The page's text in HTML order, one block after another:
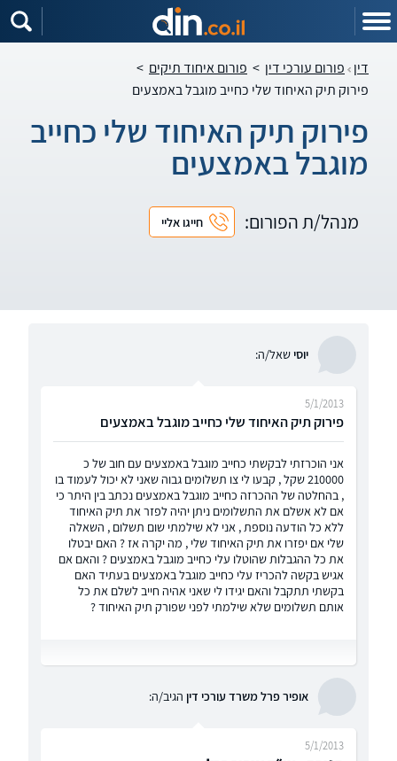
דין פורום עורכי דין > פורום איחוד תיקים >
פירוק תיק האיחוד שלי כחייב מוגבל באמצעים
פירוק תיק האיחוד שלי כחייב
מוגבל באמצעים
מנהל/ת הפורום: חייגו אליי
יוסישאל/ה:
פירוק תיק האיחוד שלי כחייב מוגבל באמצעים
5/1/2013
אני הוכרזתי לבקשתי כחייב מוגבל באמצעים עם חוב של כ
210000 שקל , קבעו לי צו תשלומים גבוה שאני לא יכול לעמוד בו
, בהחלטה של ההכרזה כחייב מוגבל באמצעים נכתב בין היתר כי
אם לא אשלם את התשלומים ניתן יהיה לפזר את תיק האיחוד
ללא כל הודעה נוספת , אני לא שילמתי שום תשלום , השאלה
שלי אם יפזרו את תיק האיחוד שלי , מה יקרה אז ? האם יבטלו
את כל ההגבלות שהוטלו עלי כחייב מוגבל באמצעים ? והאם אם
אגיש בקשה להכריז עלי כחייב מוגבל באמצעים בעתיד האם
בקשתי תתקבל והאם יגידו לי שאני אהיה חייב לשלם את כל
אותם תשלומים שלא שילמתי לפני שפורק תיק האיחוד ?
אופיר פרל משרד עורכי דין הגיב/ה:
5/1/2013